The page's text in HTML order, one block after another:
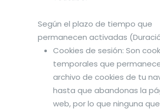
Según el plazo de tiempo que
permanecen activadas
Cookies de sesión: Son
temporales que
archivo de cookies de tu
hasta que abandonas la
web, por lo que ninguna